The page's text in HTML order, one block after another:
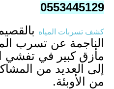
0553445129
كشف تسربات المياه
الناجمة عن تسرب
مأزق كبير في تفشي
إلى العديد من
من الأوبئة.